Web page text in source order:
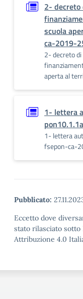
2- decreto
scuola
ca-2019-
2- decreto
aperta al
1- lettera
1- lettera
fsepon-ca-
Pubblicato:
Eccetto dove
stato rilasciato sotto
Attribuzione 4.0